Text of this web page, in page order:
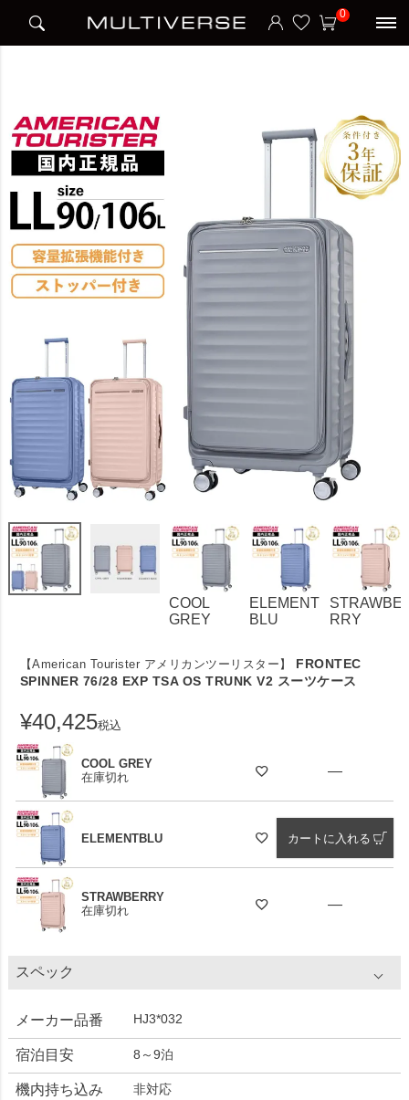
0
FRONTEC SPINNER 76/28 EXP TSA OS TRUNK V2 スーツケース
COOL
GREY
ELEMENT
BLU
STRAWBE
RRY
【American Tourister アメリカンツーリスター】
FRONTEC
SPINNER 76/28 EXP TSA OS TRUNK V2 スーツケース
¥40,425税込
COOL GREY
在庫切れ
—
ELEMENTBLU カートに入れる
STRAWBERRY
在庫切れ
—
スペック
メーカー品番 HJ3*032
宿泊目安 8～9泊
機内持ち込み 非対応